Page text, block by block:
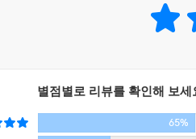
는 삶을 살 것인가’라고 첫 질문
동안 틀에 갇혀 있던 우리의 좁고
별점별로 리뷰를 확인해 보세
65%